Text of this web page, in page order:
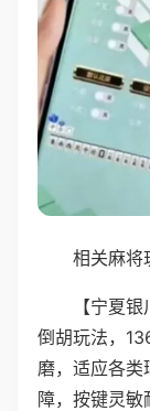
相关麻将
【宁夏
倒胡玩法，
磨，适应各
障，按键灵敏